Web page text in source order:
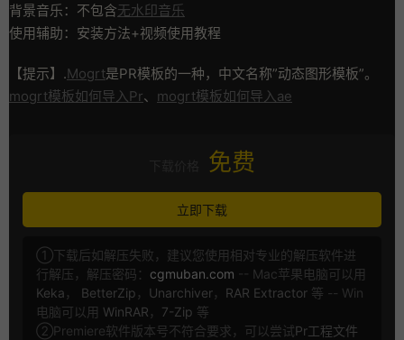
背景音乐：不包含无水印音乐
使用辅助：安装方法+视频使用教程
【提示】.Mogrt是PR模板的一种，中文名称”动态图形模板”。
mogrt模板如何导入Pr、 mogrt模板如何导入ae
免费
立即下载
①下载后如解压失败，建议您使用相对专业的解压软件进
行解压，解压密码： cgmuban.com -- Mac苹果电脑可以用
Keka ， BetterZip ， Unarchiver， RAR Extractor 等 -- Win
电脑可以用 WinRAR ， 7-Zip 等
②Premiere软件版本号不符合要求，可以尝试Pr工程文件